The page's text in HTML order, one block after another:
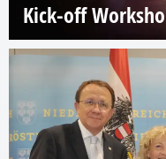
Kick-off